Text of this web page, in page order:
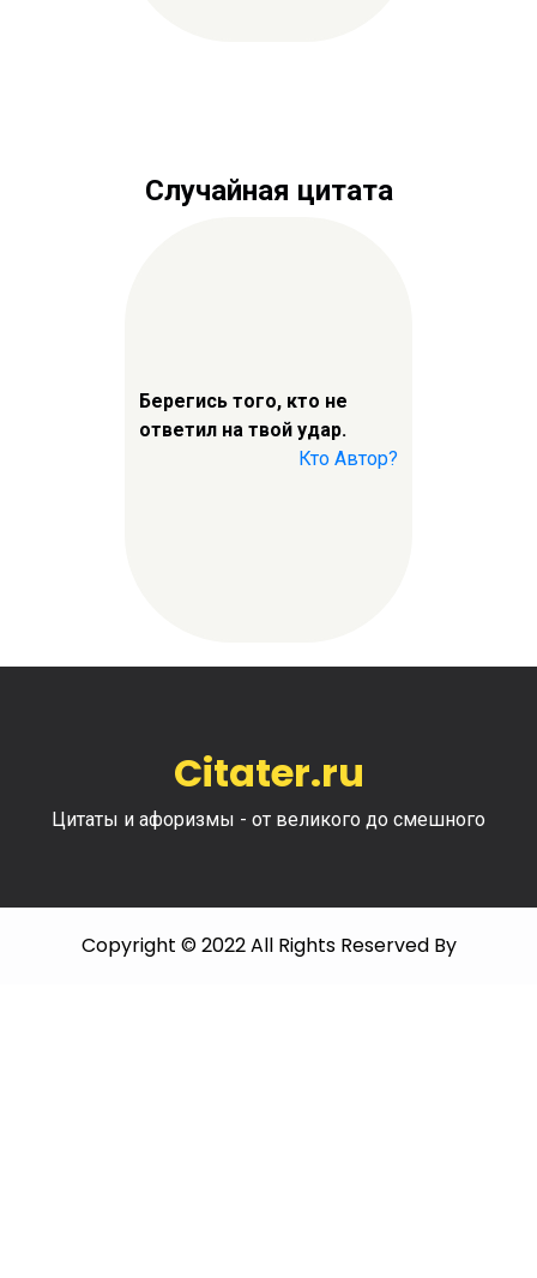
Случайная цитата
Берегись того, кто не
ответил на твой удар.
Кто Автор?
Citater.ru
Цитаты и афоризмы - от великого до смешного
Copyright © 2022 All Rights Reserved By